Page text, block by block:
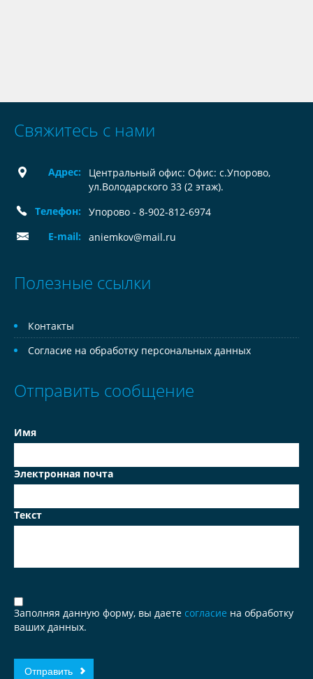
Свяжитесь с нами
Адрес:
Центральный офис: Офис: с.Упорово,
ул.Володарского 33 (2 этаж).
Телефон:
Упорово - 8-902-812-6974
E-mail:
aniemkov@mail.ru
Полезные ссылки
Контакты
Согласие на обработку персональных данных
Отправить сообщение
Имя
Электронная почта
Текст
Заполняя данную форму, вы даете согласие на обработку
ваших данных.